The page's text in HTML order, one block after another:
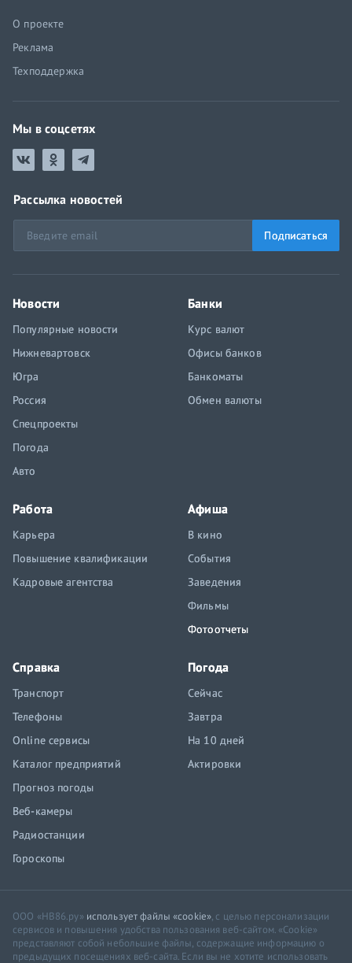
О проекте
Реклама
Техподдержка
Мы в соцсетях
Рассылка новостей
Подписаться
Новости
Популярные новости
Нижневартовск
Югра
Россия
Спецпроекты
Погода
Авто
Банки
Курс валют
Офисы банков
Банкоматы
Обмен валюты
Работа
Карьера
Повышение квалификации
Кадровые агентства
Афиша
В кино
События
Заведения
Фильмы
Фотоотчеты
Справка
Транспорт
Телефоны
Online сервисы
Каталог предприятий
Прогноз погоды
Веб-камеры
Радиостанции
Гороскопы
Погода
Сейчас
Завтра
На 10 дней
Актировки
ООО «НВ86.ру» использует файлы «cookie», с целью персонализации
сервисов и повышения удобства пользования веб-сайтом. «Cookie»
представляют собой небольшие файлы, содержащие информацию о
предыдущих посещениях веб-сайта. Если вы не хотите использовать